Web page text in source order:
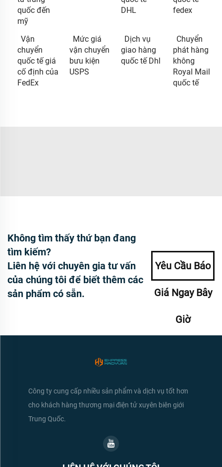
quốc đến
mỹ
DHL
fedex
Vận
chuyển
quốc tế giá
cố định của
FedEx
Mức giá
vận chuyển
bưu kiện
USPS
Dịch vụ
giao hàng
quốc tế Dhl
Chuyển
phát hàng
không
Royal Mail
quốc tế
Không tìm thấy thứ bạn đang
tìm kiếm?
Liên hệ với chuyên gia tư vấn
của chúng tôi để biết thêm các
sản phẩm có sẵn.
Yêu Cầu Báo
Giá Ngay Bây
Giờ
Công ty cung cấp nhiều sản phẩm và dịch vụ tốt hơn
cho khách hàng thương mại điện tử xuyên biên giới
Trung Quốc.